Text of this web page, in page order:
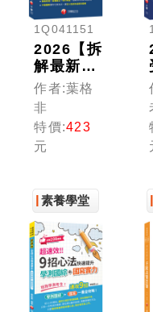
1Q041151
2026【拆
解最新學
測古文重
點】迎戰
學測國
文:圖解
核心古文
(含文學
史總表與
思想流派
解析)
（素養學
堂／升大
學測）
作者:葉格
非
特價:423
元
素養學堂